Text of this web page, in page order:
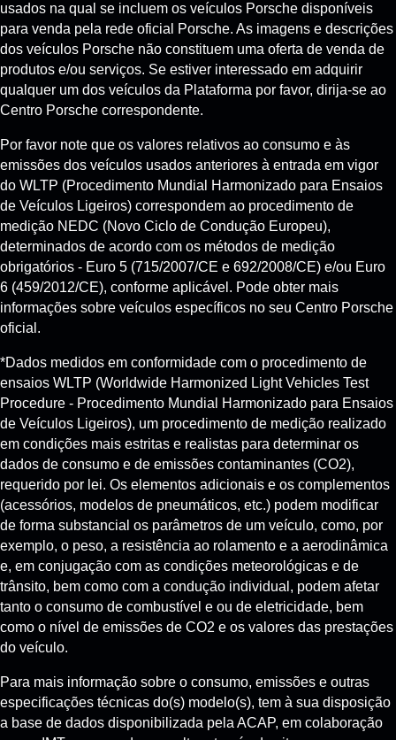
usados na qual se incluem os veículos Porsche disponíveis
para venda pela rede oficial Porsche. As imagens e descrições
dos veículos Porsche não constituem uma oferta de venda de
produtos e/ou serviços. Se estiver interessado em adquirir
qualquer um dos veículos da Plataforma por favor, dirija-se ao
Centro Porsche correspondente.
Por favor note que os valores relativos ao consumo e às
emissões dos veículos usados anteriores à entrada em vigor
do WLTP (Procedimento Mundial Harmonizado para Ensaios
de Veículos Ligeiros) correspondem ao procedimento de
medição NEDC (Novo Ciclo de Condução Europeu),
determinados de acordo com os métodos de medição
obrigatórios - Euro 5 (715/2007/CE e 692/2008/CE) e/ou Euro
6 (459/2012/CE), conforme aplicável. Pode obter mais
informações sobre veículos específicos no seu Centro Porsche
oficial.
*Dados medidos em conformidade com o procedimento de
ensaios WLTP (Worldwide Harmonized Light Vehicles Test
Procedure - Procedimento Mundial Harmonizado para Ensaios
de Veículos Ligeiros), um procedimento de medição realizado
em condições mais estritas e realistas para determinar os
dados de consumo e de emissões contaminantes (CO2),
requerido por lei. Os elementos adicionais e os complementos
(acessórios, modelos de pneumáticos, etc.) podem modificar
de forma substancial os parâmetros de um veículo, como, por
exemplo, o peso, a resistência ao rolamento e a aerodinâmica
e, em conjugação com as condições meteorológicas e de
trânsito, bem como com a condução individual, podem afetar
tanto o consumo de combustível e ou de eletricidade, bem
como o nível de emissões de CO2 e os valores das prestações
do veículo.
Para mais informação sobre o consumo, emissões e outras
especificações técnicas do(s) modelo(s), tem à sua disposição
a base de dados disponibilizada pela ACAP, em colaboração